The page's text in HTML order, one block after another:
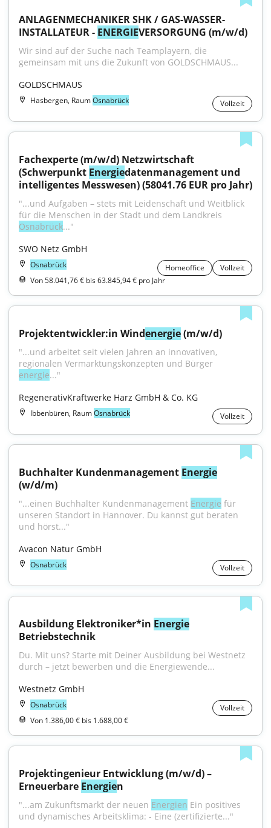
ANLAGENMECHANIKER SHK / GAS-WASSER-
INSTALLATEUR - ENERGIEVERSORGUNG (m/w/d)
Wir sind auf der Suche nach Teamplayern, die
gemeinsam mit uns die Zukunft von GOLDSCHMAUS...
GOLDSCHMAUS
Hasbergen, RaumOsnabrück Vollzeit
Fachexperte (m/w/d) Netzwirtschaft
(Schwerpunkt Energiedatenmanagement und
intelligentes Messwesen) (58041.76 EUR pro Jahr)
"...und Aufgaben – stets mit Leidenschaft und Weitblick
Osnabrück..."
SWO Netz GmbH
Osnabrück Homeoffice
Vollzeit
Von 58.041,76 € bis 63.845,94 € pro Jahr
Projektentwickler:in Windenergie (m/w/d)
"...und arbeitet seit vielen Jahren an innovativen,
energie..."
RegenerativKraftwerke Harz GmbH & Co. KG
Ibbenbüren, RaumOsnabrück Vollzeit
Buchhalter Kundenmanagement Energie
(w/d/m)
"...einen Buchhalter Kundenmanagement Energie für
unseren Standort in Hannover. Du kannst gut beraten
und hörst..."
Avacon Natur GmbH
Osnabrück Vollzeit
Ausbildung Elektroniker*in Energie
Betriebstechnik
Du. Mit uns? Starte mit Deiner Ausbildung bei Westnetz
durch – jetzt bewerben und die Energiewende...
Westnetz GmbH
Osnabrück
Vollzeit
Von 1.386,00 € bis 1.688,00 €
Projektingenieur Entwicklung (m/w/d) –
Erneuerbare Energien
"...am Zukunftsmarkt der neuen Energien Ein positives
und dynamisches Arbeitsklima: - Eine (zertifizierte..."